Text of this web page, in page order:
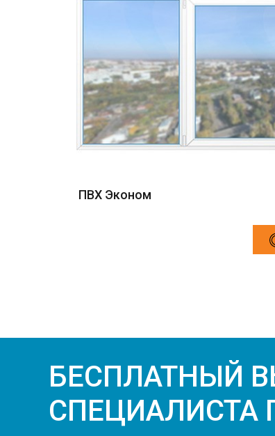
ПВХ Эконом
БЕСПЛАТНЫЙ
СПЕЦИАЛИСТА